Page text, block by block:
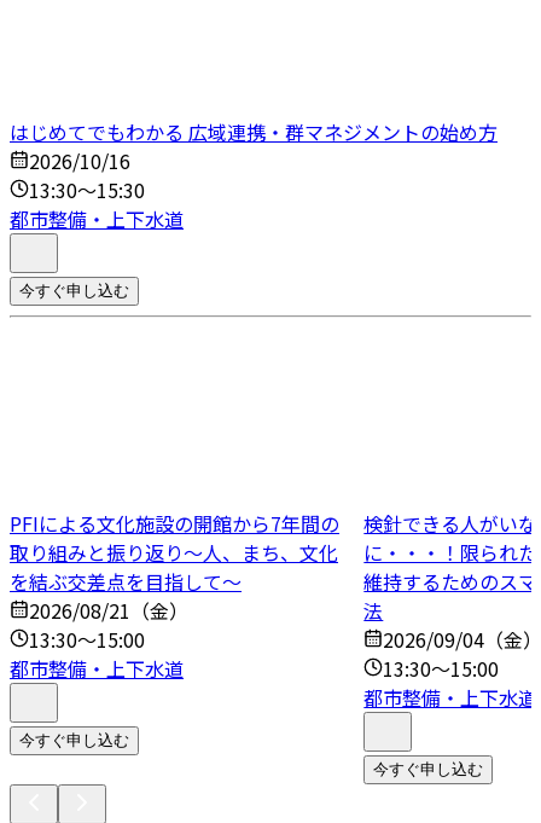
はじめてでもわかる 広域連携・群マネジメントの始め方
2026/10/16
13:30～15:30
都市整備・上下水道
今すぐ申し込む
PFIによる文化施設の開館から7年間の
取り組みと振り返り～人、まち、文化
を結ぶ交差点を目指して～
2026/08/21（金）
13:30～15:00
都市整備・上下水道
今すぐ申し込む
検針できる人がい
に・・・！限られ
維持するためのス
法
2026/09/04（金
13:30～15:00
都市整備・上下水道
今すぐ申し込む